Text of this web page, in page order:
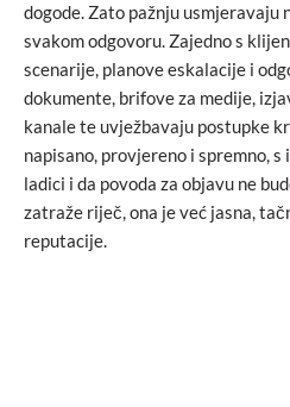
dogode. Zato pažnju usmjeravaju
svakom odgovoru. Zajedno s
scenarije, planove eskalacije i
dokumente, brifove za medije,
kanale te uvježbavaju postupke
napisano, provjereno i spremno,
ladici i da povoda za objavu ne
zatraže riječ, ona je već jasna,
reputacije.